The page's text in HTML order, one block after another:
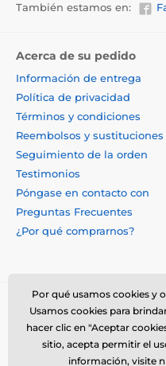
También estamos en:
Acerca de su pedido
Información de entrega
Política de privacidad
Términos y condiciones
Reembolsos y sustituciones
Seguimiento de la orden
Testimonios
Póngase en contacto con
Preguntas Frecuentes
¿Por qué comprarnos?
Por qué usamos cookies y
Usamos cookies para
hacer clic en "Aceptar
sitio, acepta permitir el
información, visite